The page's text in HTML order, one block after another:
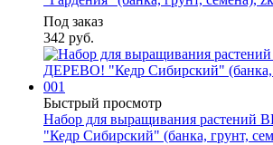
Под заказ
342 руб.
Быстрый просмотр
Набор для выращивания
"Кедр Сибирский" (банка, грунт,